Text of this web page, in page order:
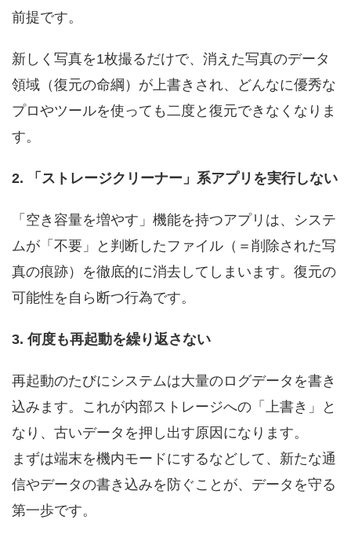
前提です。
新しく写真を1枚撮るだけで、消えた写真のデータ
領域（復元の命綱）が上書きされ、どんなに優秀な
プロやツールを使っても二度と復元できなくなりま
す。
2. 「ストレージクリーナー」系アプリを実行しない
「空き容量を増やす」機能を持つアプリは、システ
ムが「不要」と判断したファイル（＝削除された写
真の痕跡）を徹底的に消去してしまいます。復元の
可能性を自ら断つ行為です。
3. 何度も再起動を繰り返さない
再起動のたびにシステムは大量のログデータを書き
込みます。これが内部ストレージへの「上書き」と
なり、古いデータを押し出す原因になります。
まずは端末を機内モードにするなどして、新たな通
信やデータの書き込みを防ぐことが、データを守る
第一歩です。